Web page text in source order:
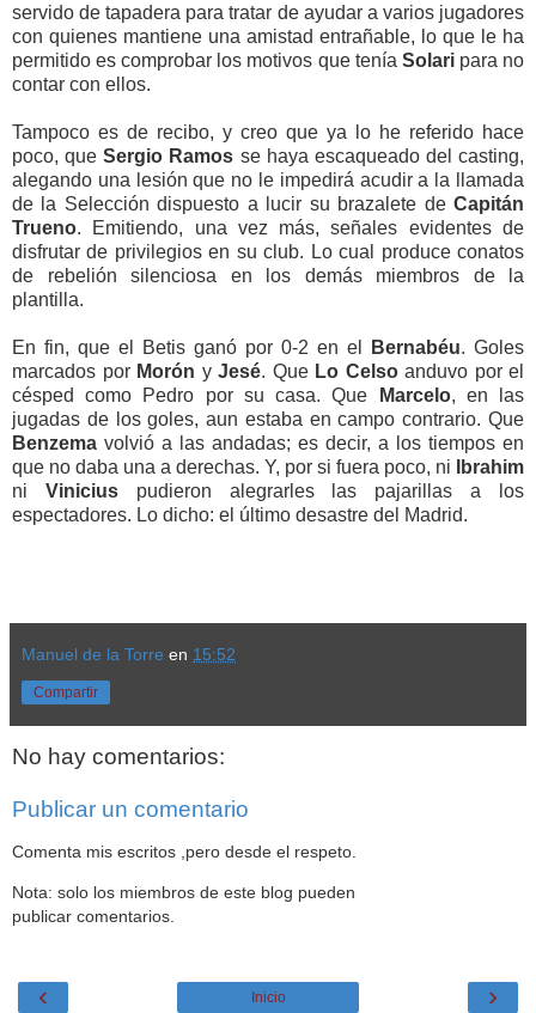
servido de tapadera para tratar de ayudar a varios jugadores
con quienes mantiene una amistad entrañable, lo que le ha
permitido es comprobar los motivos que tenía Solari para no
contar con ellos.
Tampoco es de recibo, y creo que ya lo he referido hace
poco, queSergio Ramos se haya escaqueado del casting,
alegando una lesión que no le impedirá acudir a la llamada
de la Selección dispuesto a lucir su brazalete de Capitán
Trueno. Emitiendo, una vez más, señales evidentes de
disfrutar de privilegios en su club. Lo cual produce conatos
de rebelión silenciosa en los demás miembros de la
plantilla.
En fin, que el Betis ganó por 0-2 en el Bernabéu. Goles
marcados por Morón y Jesé. Que Lo Celsoanduvo por el
césped como Pedro por su casa. Que
Marcelo, en las
jugadas de los goles, aun estaba en campo contrario. Que
Benzema volvió a las andadas; es decir, a los tiempos en
que no daba una a derechas. Y, por si fuera poco, ni
Ibrahim
ni Viniciuspudieron alegrarles las pajarillas a los
espectadores. Lo dicho: el último desastre del Madrid.
Manuel de la Torre en 15:52
Compartir
No hay comentarios:
Publicar un comentario
Comenta mis escritos ,pero desde el respeto.
Nota: solo los miembros de este blog pueden
publicar comentarios.
‹ ›
Inicio